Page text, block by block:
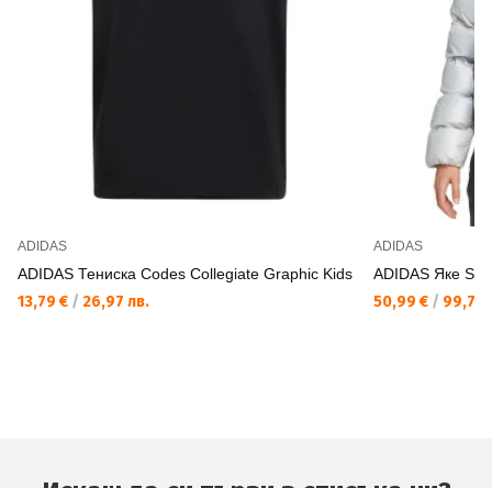
ADIDAS
ADIDAS Тениска Codes Collegiate Graphic Kids
13,79 € / 26,97 лв.
ADIDAS
ADIDAS Яке
50,99 € / 99,73